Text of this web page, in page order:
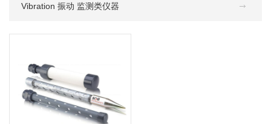
Vibration 振动 监测类仪器
W1. 测压管